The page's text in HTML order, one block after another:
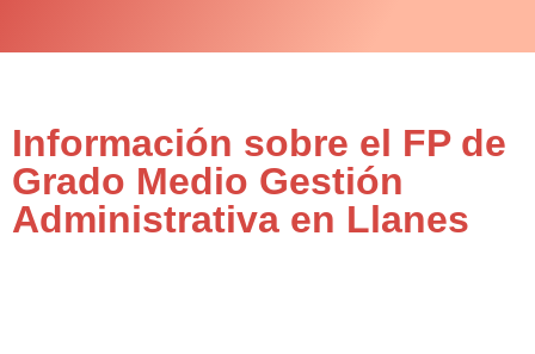
Información sobre el FP de
Grado Medio Gestión
Administrativa en Llanes